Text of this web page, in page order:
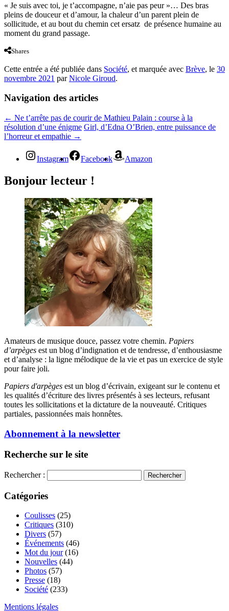
« Je suis avec toi, je t’accompagne, n’aie pas peur »… Des bras
pleins de douceur et d’amour, la chaleur d’un parent plein de
sollicitude, et au bout du chemin cet ersatz de présence humaine au
moment du grand passage.
Shares
Cette entrée a été publiée dans Société, et marquée avec Brève, le 30
novembre 2021 parNicole Giroud.
Navigation des articles
← Ne t’arrête pas de courir de Mathieu Palain : course à la
résolution d’une énigme Girl, d’Edna O’Brien, entre puissance de
l’horreur et empathie →
Instagram Facebook Amazon
Bonjour lecteur !
Amateurs de musique douce, passez votre chemin. Papiers
d’arpèges est un blog d’indignation et de tendresse, d’enthousiasme
et d’analyse : la ligne mélodique de la vie et pas un exercice de style
pour faire joli.
Papiers d'arpèges est un blog d’écrivain, exigeant sur le contenu et
les qualités d’écriture des livres présentés à ses lecteurs, refusant
toutes les sollicitations et la dictature de la nouveauté. Critiques
partiales, passionnées mais honnêtes.
Abonnement à la newsletter
Recherche sur le site
Rechercher :
Catégories
Coulisses (25)
Critiques (310)
Divers (57)
Événements (46)
Mot du jour(16)
Nouvelles (44)
Photos (57)
Presse (18)
Société (233)
Mentions légales